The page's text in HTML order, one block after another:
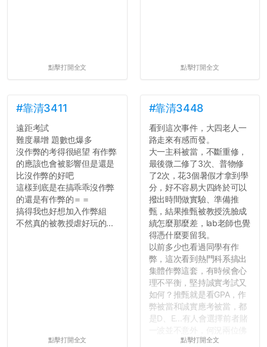
點擊打開全文 點擊打開全文
#靠清3411
遠距考試
難度暴增 題數也爆多
沒作弊的考得很絕望 有作弊
的應該也會被影響但是還是
比沒作弊的好吧
這樣到底是在搞乖乖沒作弊
的還是有作弊的＝＝
搞得我也好想加入作弊組
不然真的被教授虐好玩的...
點擊打開全文
#靠清3448
看到這次事件，大四老人一
路走來有感而發。
大一主科被當，不斷重修，
最後微二修了3次、普物修
了2次，花3個暑假才拿到學
分，好不容易大四終於可以
撥出時間做實驗、準備推
甄，結果推甄被教授洗臉成
績怎麼那麼差，lab老師也覺
得憑什麼要留我。
以前多少也看過同學有作
弊，這次看到熱門科系搞出
集體作弊這套，有時候會心
理不平衡，堅持誠實考試又
如何？推甄就是看GPA，作
弊被當和誠實應考被當，都
是D、E...有人會選擇前者賭
一波並不意外，何況兩位佛
心教授看起來要輕輕放下
點擊打開全文